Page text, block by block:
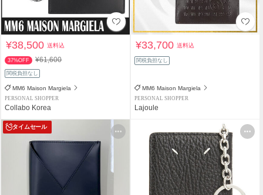
¥38,500送料込
37%OFF ¥61,600
関税負担なし
MM6 Maison Margiela
PERSONAL SHOPPER
Collabo Korea
¥33,700送料込
関税負担なし
MM6 Maison Margiela
PERSONAL SHOPPER
Lajoule
タイムセール